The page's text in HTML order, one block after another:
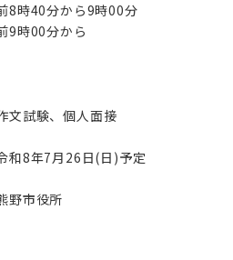
8時40分から9時00分
9時00分から
文試験、個人面接
和8年7月26日(日)予定
野市役所